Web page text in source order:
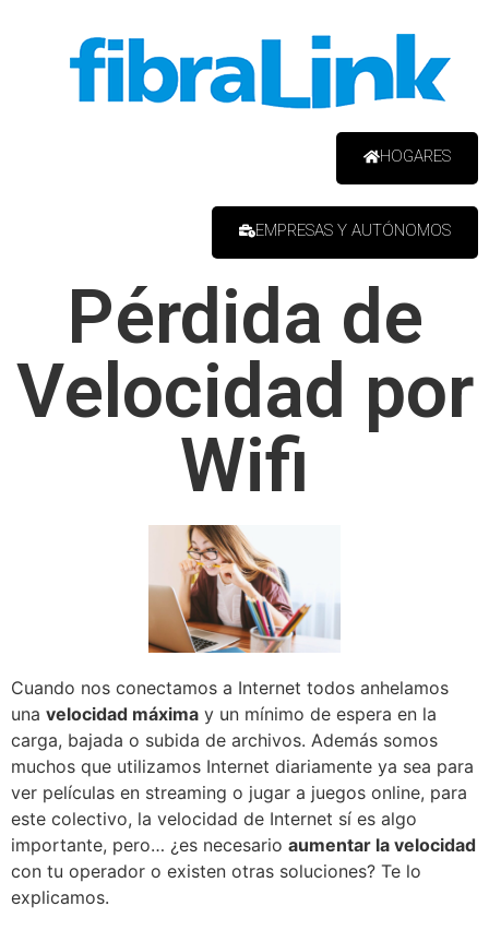
HOGARES
EMPRESAS Y AUTÓNOMOS
Pérdida de
Velocidad por
Wifi
Cuando nos conectamos a Internet todos anhelamos
una velocidad máxima y un mínimo de espera en la
carga, bajada o subida de archivos. Además somos
muchos que utilizamos Internet diariamente ya sea para
ver películas en streaming o jugar a juegos online, para
este colectivo, la velocidad de Internet sí es algo
importante, pero… ¿es necesario aumentar la velocidad
con tu operador o existen otras soluciones? Te lo
explicamos.